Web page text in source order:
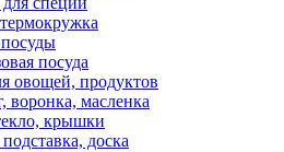
посуда
овощей, продуктов
воронка, масленка
крышки
доска